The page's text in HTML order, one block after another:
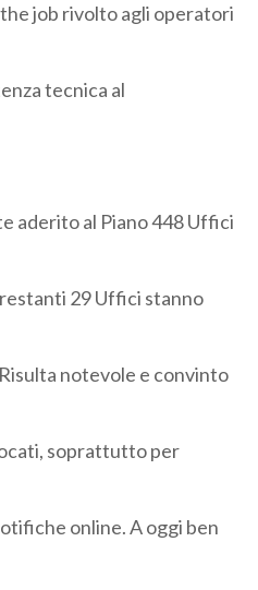
job rivolto agli operatori
tecnica al
aderito al Piano 448 Uffici
29 Uffici stanno
notevole e convinto
soprattutto per
online. A oggi ben